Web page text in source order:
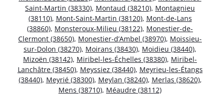
Saint-Martin (38330), Montaud (38210), Montagnieu
(38110), Mont-Saint-Martin (38120), Mont-de-Lans
(38860), Monsteroux-Milieu (38122), Monestier-de-
Clermont (38650), Monestier-d’Ambel (38970), Moissieu-
sur-Dolon (38270), Moirans (38430), Moidieu (38440),
Mizoën (38142), Miribel-les-Échelles (38380), Miribel-
Lanchâtre (38450), Meyssiez (38440), Meyrieu-les-Étangs
(38440), Meyrié (38300), Meylan (38240), Merlas (38620),
Mens (38710), Méaudre (38112)